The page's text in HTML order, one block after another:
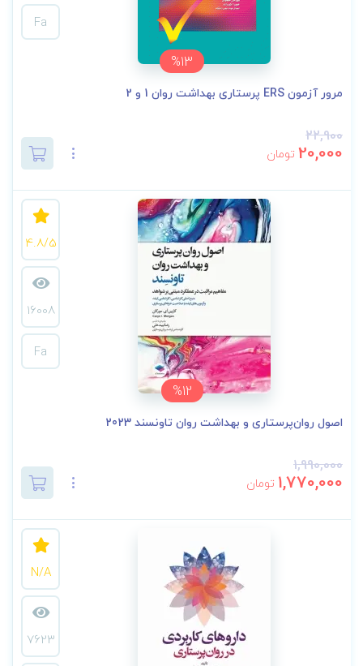
%13
Fa
مرور آزمون ERS پرستاری بهداشت روان 1 و 2
22,900
20,000 تومان
%12
4.8/5
16008
Fa
اصول روان‌پرستاری و بهداشت روان تاونسند 2023
1,990,000
1,770,000 تومان
N/A
7623